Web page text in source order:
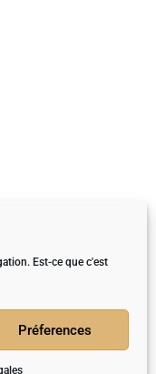
Est-ce que c'est
Préferences